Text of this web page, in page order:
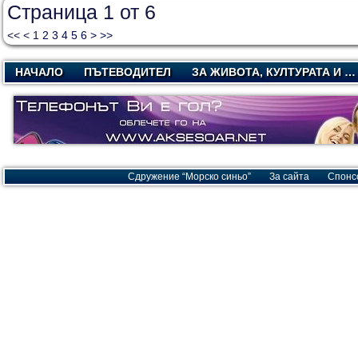
Страница 1 от 6
<< < 1 2 3 4 5 6 > >>
НАЧАЛО ПЪТЕВОДИТЕЛ ЗА ЖИВОТА, КУЛТУРАТА И …
Сдружение “Морско синьо” За сайта